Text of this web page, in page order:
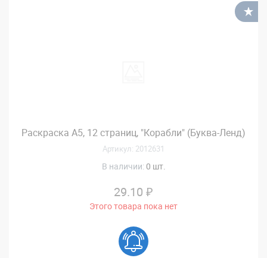
Раскраска А5, 12 страниц, "Корабли" (Буква-Ленд)
Артикул: 2012631
В наличии: 0 шт.
29.10 ₽
Этого товара пока нет